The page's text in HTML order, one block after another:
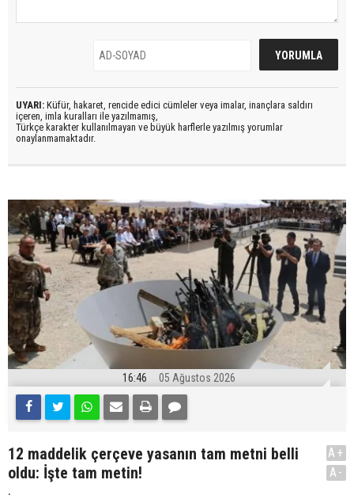
UYARI: Küfür, hakaret, rencide edici cümleler veya imalar, inançlara saldırı
içeren, imla kuralları ile yazılmamış,
Türkçe karakter kullanılmayan ve büyük harflerle yazılmış yorumlar
onaylanmamaktadır.
16:46 05 Ağustos 2026
12 maddelik çerçeve yasanın tam metni belli
oldu: İşte tam metin!
.
A+
A-